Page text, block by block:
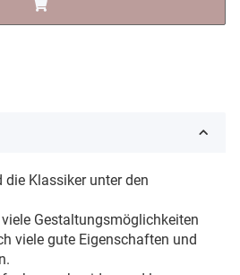
Klassiker unter den
Gestaltungsmöglichkeiten
viele gute Eigenschaften und